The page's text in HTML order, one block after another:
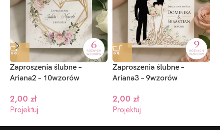
Zaproszenia ślubne –
Ariana2 – 10wzorów
2,00 zł
Projektuj
Zaproszenia ślubne –
Ariana3 – 9wzorów
2,00 zł
Projektuj